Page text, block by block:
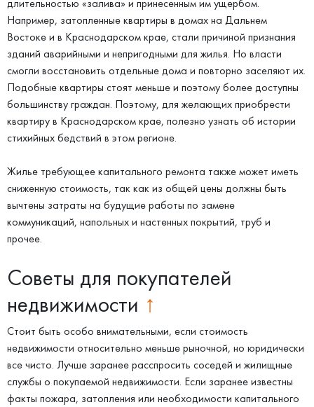
длительностью «залива» и принесенным им ущербом.
Например, затопленные квартиры в домах на Дальнем
Востоке и в Краснодарском крае, стали причиной признания
зданий аварийными и непригодными для жилья. Но власти
смогли восстановить отдельные дома и повторно заселяют их.
Подобные квартиры стоят меньше и поэтому более доступны
большинству граждан. Поэтому, для желающих приобрести
квартиру в Краснодарском крае, полезно узнать об истории
стихийных бедствий в этом регионе.
Жилье требующее капитального ремонта также может иметь
сниженную стоимость, так как из общей цены должны быть
вычтены затраты на будущие работы по замене
коммуникаций, напольных и настенных покрытий, труб и
прочее.
Советы для покупателей
недвижимости ↑
Стоит быть особо внимательными, если стоимость
недвижимости относительно меньше рыночной, но юридически
все чисто. Лучше заранее расспросить соседей и жилищные
службы о покупаемой недвижимости. Если заранее известны
факты пожара, затопления или необходимости капитального